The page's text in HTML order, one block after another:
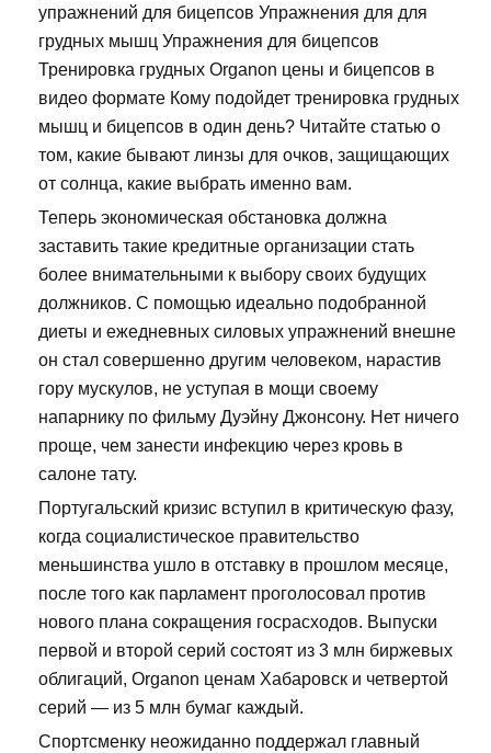
упражнений для бицепсов Упражнения для для
грудных мышц Упражнения для бицепсов
Тренировка грудных Organon цены и бицепсов в
видео формате Кому подойдет тренировка грудных
мышц и бицепсов в один день? Читайте статью о
том, какие бывают линзы для очков, защищающих
от солнца, какие выбрать именно вам.
Теперь экономическая обстановка должна
заставить такие кредитные организации стать
более внимательными к выбору своих будущих
должников. С помощью идеально подобранной
диеты и ежедневных силовых упражнений внешне
он стал совершенно другим человеком, нарастив
гору мускулов, не уступая в мощи своему
напарнику по фильму Дуэйну Джонсону. Нет ничего
проще, чем занести инфекцию через кровь в
салоне тату.
Португальский кризис вступил в критическую фазу,
когда социалистическое правительство
меньшинства ушло в отставку в прошлом месяце,
после того как парламент проголосовал против
нового плана сокращения госрасходов. Выпуски
первой и второй серий состоят из 3 млн биржевых
облигаций, Organon ценам Хабаровск и четвертой
серий — из 5 млн бумаг каждый.
Спортсменку неожиданно поддержал главный